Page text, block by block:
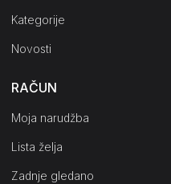
Kategorije
Novosti
RAČUN
Moja narudžba
Lista želja
Zadnje gledano